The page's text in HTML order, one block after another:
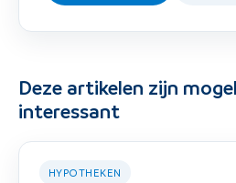
Deze artikelen zijn
interessant
HYPOTHEKEN